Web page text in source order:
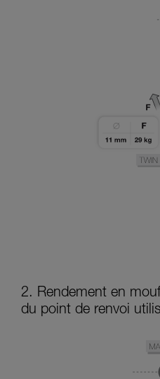
2. Rendement en
du point de renvoi